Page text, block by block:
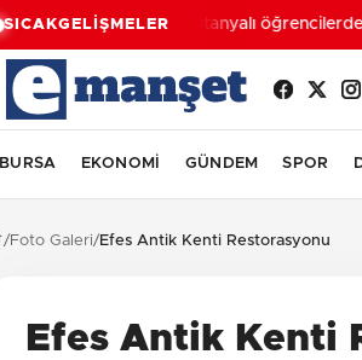
SICAKGELİŞMELERMoritanyalı öğrencilerden
BURSA EKONOMİ GÜNDEM SPOR
/Foto Galeri/Efes Antik Kenti Restorasyonu
Efes Antik Kenti